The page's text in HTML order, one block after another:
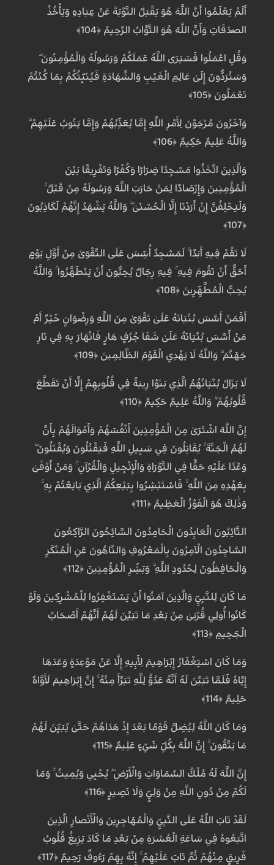
أَلَمْ يَعْلَمُوا أَنَّ اللَّهَ هُوَ يَقْبَلُ التَّوْبَةَ عَنْ عِبَادِهِ وَيَأْخُذُ
الصَّدَقَاتِ وَأَنَّ اللَّهَ هُوَ التَّوَّابُ الرَّحِيمُ ﴿104﴾
وَقُلِ اعْمَلُوا فَسَيَرَى اللَّهُ عَمَلَكُمْ وَرَسُولُهُ وَالْمُؤْمِنُونَ ۖ
وَسَتُرَدُّونَ إِلَىٰ عَالِمِ الْغَيْبِ وَالشَّهَادَةِ فَيُنَبِّئُكُمْ بِمَا كُنْتُمْ
تَعْمَلُونَ ﴿105﴾
وَآخَرُونَ مُرْجَوْنَ لِأَمْرِ اللَّهِ إِمَّا يُعَذِّبُهُمْ وَإِمَّا يَتُوبُ عَلَيْهِمْ ۗ
وَاللَّهُ عَلِيمٌ حَكِيمٌ ﴿106﴾
وَالَّذِينَ اتَّخَذُوا مَسْجِدًا ضِرَارًا وَكُفْرًا وَتَفْرِيقًا بَيْنَ
الْمُؤْمِنِينَ وَإِرْصَادًا لِمَنْ حَارَبَ اللَّهَ وَرَسُولَهُ مِنْ قَبْلُ ۚ
وَلَيَحْلِفُنَّ إِنْ أَرَدْنَا إِلَّا الْحُسْنَىٰ ۖ وَاللَّهُ يَشْهَدُ إِنَّهُمْ لَكَاذِبُونَ
﴿107﴾
لَا تَقُمْ فِيهِ أَبَدًا ۚ لَمَسْجِدٌ أُسِّسَ عَلَى التَّقْوَىٰ مِنْ أَوَّلِ يَوْمٍ
أَحَقُّ أَنْ تَقُومَ فِيهِ ۚ فِيهِ رِجَالٌ يُحِبُّونَ أَنْ يَتَطَهَّرُوا ۚ وَاللَّهُ
يُحِبُّ الْمُطَّهِّرِينَ ﴿108﴾
أَفَمَنْ أَسَّسَ بُنْيَانَهُ عَلَىٰ تَقْوَىٰ مِنَ اللَّهِ وَرِضْوَانٍ خَيْرٌ أَمْ
مَنْ أَسَّسَ بُنْيَانَهُ عَلَىٰ شَفَا جُرُفٍ هَارٍ فَانْهَارَ بِهِ فِي نَارِ
جَهَنَّمَ ۗ وَاللَّهُ لَا يَهْدِي الْقَوْمَ الظَّالِمِينَ ﴿109﴾
لَا يَزَالُ بُنْيَانُهُمُ الَّذِي بَنَوْا رِيبَةً فِي قُلُوبِهِمْ إِلَّا أَنْ تَقَطَّعَ
قُلُوبُهُمْ ۗ وَاللَّهُ عَلِيمٌ حَكِيمٌ ﴿110﴾
إِنَّ اللَّهَ اشْتَرَىٰ مِنَ الْمُؤْمِنِينَ أَنْفُسَهُمْ وَأَمْوَالَهُمْ بِأَنَّ
لَهُمُ الْجَنَّةَ ۚ يُقَاتِلُونَ فِي سَبِيلِ اللَّهِ فَيَقْتُلُونَ وَيُقْتَلُونَ ۖ
وَعْدًا عَلَيْهِ حَقًّا فِي التَّوْرَاةِ وَالْإِنْجِيلِ وَالْقُرْآنِ ۚ وَمَنْ أَوْفَىٰ
بِعَهْدِهِ مِنَ اللَّهِ ۚ فَاسْتَبْشِرُوا بِبَيْعِكُمُ الَّذِي بَايَعْتُمْ بِهِ ۚ
وَذَٰلِكَ هُوَ الْفَوْزُ الْعَظِيمُ ﴿111﴾
التَّائِبُونَ الْعَابِدُونَ الْحَامِدُونَ السَّائِحُونَ الرَّاكِعُونَ
السَّاجِدُونَ الْآمِرُونَ بِالْمَعْرُوفِ وَالنَّاهُونَ عَنِ الْمُنْكَرِ
وَالْحَافِظُونَ لِحُدُودِ اللَّهِ ۗ وَبَشِّرِ الْمُؤْمِنِينَ ﴿112﴾
مَا كَانَ لِلنَّبِيِّ وَالَّذِينَ آمَنُوا أَنْ يَسْتَغْفِرُوا لِلْمُشْرِكِينَ وَلَوْ
كَانُوا أُولِي قُرْبَىٰ مِنْ بَعْدِ مَا تَبَيَّنَ لَهُمْ أَنَّهُمْ أَصْحَابُ
الْجَحِيمِ ﴿113﴾
وَمَا كَانَ اسْتِغْفَارُ إِبْرَاهِيمَ لِأَبِيهِ إِلَّا عَنْ مَوْعِدَةٍ وَعَدَهَا
إِيَّاهُ فَلَمَّا تَبَيَّنَ لَهُ أَنَّهُ عَدُوٌّ لِلَّهِ تَبَرَّأَ مِنْهُ ۚ إِنَّ إِبْرَاهِيمَ لَأَوَّاهٌ
حَلِيمٌ ﴿114﴾
وَمَا كَانَ اللَّهُ لِيُضِلَّ قَوْمًا بَعْدَ إِذْ هَدَاهُمْ حَتَّىٰ يُبَيِّنَ لَهُمْ
مَا يَتَّقُونَ ۚ إِنَّ اللَّهَ بِكُلِّ شَيْءٍ عَلِيمٌ ﴿115﴾
إِنَّ اللَّهَ لَهُ مُلْكُ السَّمَاوَاتِ وَالْأَرْضِ ۖ يُحْيِي وَيُمِيتُ ۚ وَمَا
لَكُمْ مِنْ دُونِ اللَّهِ مِنْ وَلِيٍّ وَلَا نَصِيرٍ ﴿116﴾
لَقَدْ تَابَ اللَّهُ عَلَى النَّبِيِّ وَالْمُهَاجِرِينَ وَالْأَنْصَارِ الَّذِينَ
اتَّبَعُوهُ فِي سَاعَةِ الْعُسْرَةِ مِنْ بَعْدِ مَا كَادَ يَزِيغُ قُلُوبُ
فَرِيقٍ مِنْهُمْ ثُمَّ تَابَ عَلَيْهِمْ ۚ إِنَّهُ بِهِمْ رَءُوفٌ رَحِيمٌ ﴿117﴾